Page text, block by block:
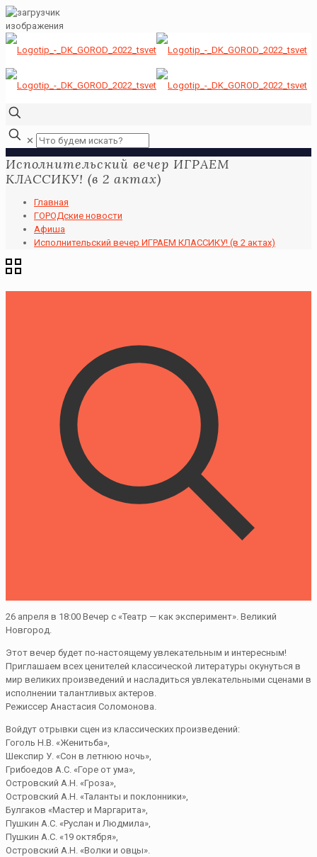
✕
Исполнительский вечер ИГРАЕМ
КЛАССИКУ! (в 2 актах)
Главная
ГОРОДские новости
Афиша
Исполнительский вечер ИГРАЕМ КЛАССИКУ! (в 2 актах)
26 апреля в 18:00 Вечер с «Театр — как эксперимент». Великий
Новгород.
Этот вечер будет по-настоящему увлекательным и интересным!
Приглашаем всех ценителей классической литературы окунуться в
мир великих произведений и насладиться увлекательными сценами в
исполнении талантливых актеров.
Режиссер Анастасия Соломонова.
Войдут отрывки сцен из классических произведений:
Гоголь Н.В. «Женитьба»,
Шекспир У. «Сон в летнюю ночь»,
Грибоедов А.С. «Горе от ума»,
Островский А.Н. «Гроза»,
Островский А.Н. «Таланты и поклонники»,
Булгаков «Мастер и Маргарита»,
Пушкин А.С. «Руслан и Людмила»,
Пушкин А.С. «19 октября»,
Островский А.Н. «Волки и овцы».